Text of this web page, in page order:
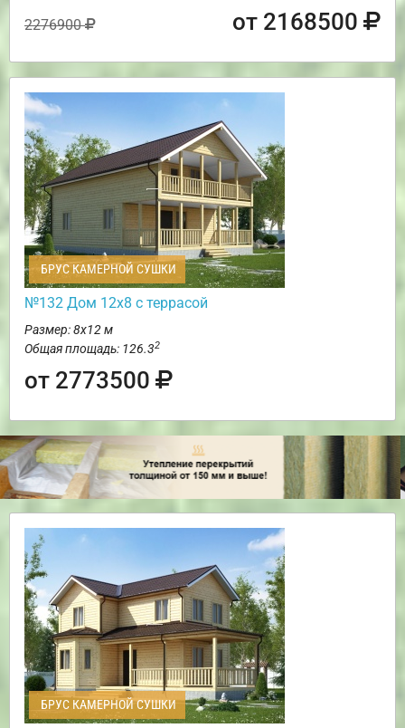
2276900 от 2168500
БРУС КАМЕРНОЙ СУШКИ
№132 Дом 12х8 с террасой
Размер: 8х12 м
Общая площадь: 126.32
от 2773500
БРУС КАМЕРНОЙ СУШКИ